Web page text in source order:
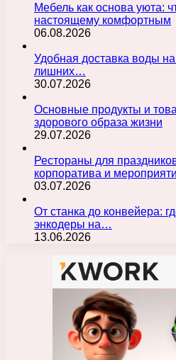
Мебель как основа уюта:
настоящему комфортным
06.08.2026
Удобная доставка воды
лишних…
30.07.2026
Основные продукты и
здорового образа жизни
29.07.2026
Рестораны для
корпоратива и
03.07.2026
От станка до конвейера:
энкодеры на…
13.06.2026